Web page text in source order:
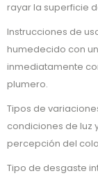
rayar la superficie
Instrucciones de
humedecido con
inmediatamente
plumero.
Tipos de
condiciones de luz
percepción del
Tipo de desgaste